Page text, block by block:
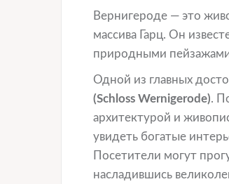
Вернигероде — это
массива Гарц. Он
природными
Одной из главных
(Schloss Wernigerode).
архитектурой и
увидеть богатые
Посетители могут
насладившись